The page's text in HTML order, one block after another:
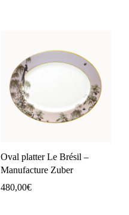
Oval platter Le Brésil –
Manufacture Zuber
480,00€